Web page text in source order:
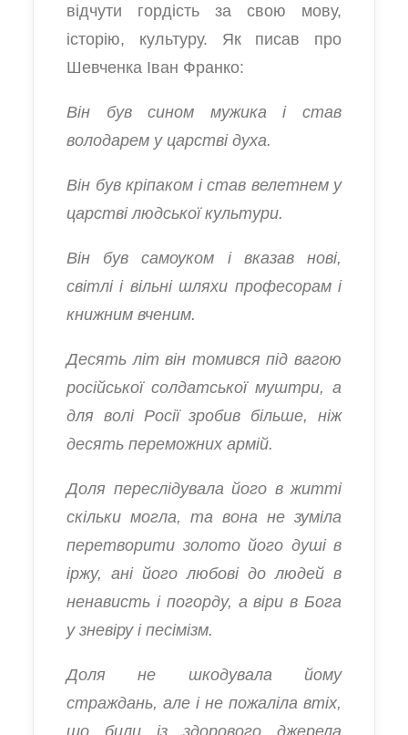
відчути гордість за свою мову,
історію, культуру. Як писав про
Шевченка Іван Франко:
Він був сином мужика і став
володарем у царстві духа.
Він був кріпаком і став велетнем у
царстві людської культури.
Він був самоуком і вказав нові,
світлі і вільні шляхи професорам і
книжним вченим.
Десять літ він томився під вагою
російської солдатської муштри, а
для волі Росії зробив більше, ніж
десять переможних армій.
Доля переслідувала його в житті
скільки могла, та вона не зуміла
перетворити золото його душі в
іржу, ані його любові до людей в
ненависть і погорду, а віри в Бога
у зневіру і песімізм.
Доля не шкодувала йому
страждань, але і не пожаліла втіх,
що били із здорового джерела